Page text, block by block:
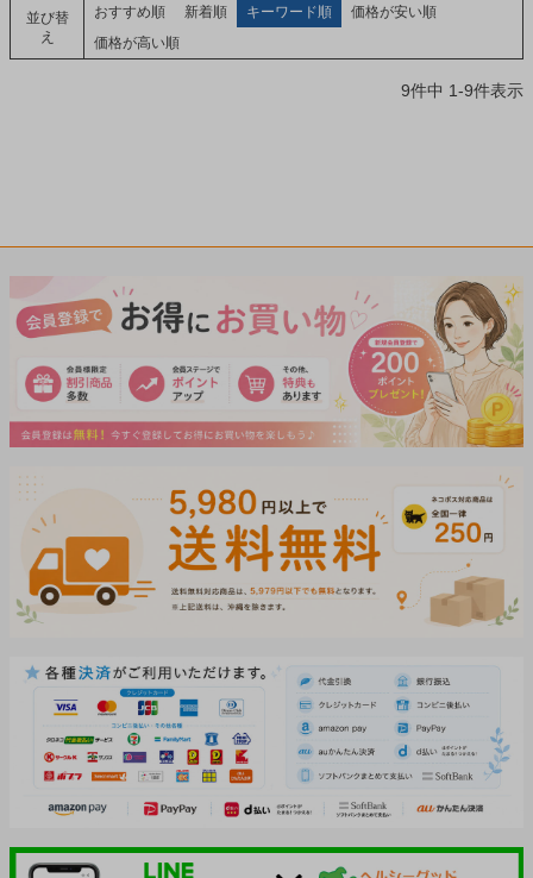
並び替
え
おすすめ順 新着順 キーワード順
価格が安い順
価格が高い順
9件中 1-9件表示